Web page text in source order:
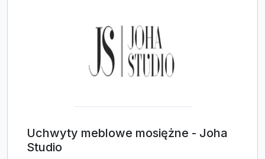
Uchwyty meblowe mosiężne - Joha
Studio